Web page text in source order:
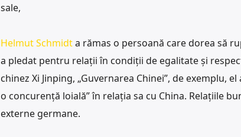
sale,
Helmut Schmidta rămas o persoană care dorea să
a pledat pentru relații în condiții de egalitate și
chinez Xi Jinping, „Guvernarea Chinei”, de exemplu,
o concurență loială” în relația sa cu China. Relațiile
externe germane.